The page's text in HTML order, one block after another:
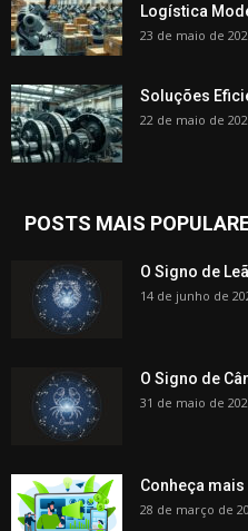
Logística
23 de maio de
Soluções
22 de maio de
POSTS MAIS
O Signo de
14 de junho de
O Signo de
31 de maio de
Conheça
28 de março de